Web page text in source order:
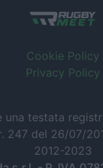
Cookie Policy
Privacy Policy
una testata
247 del 26/07/
2012-2023